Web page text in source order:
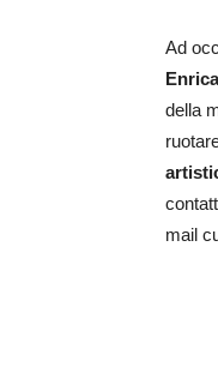
Ad
della
mail